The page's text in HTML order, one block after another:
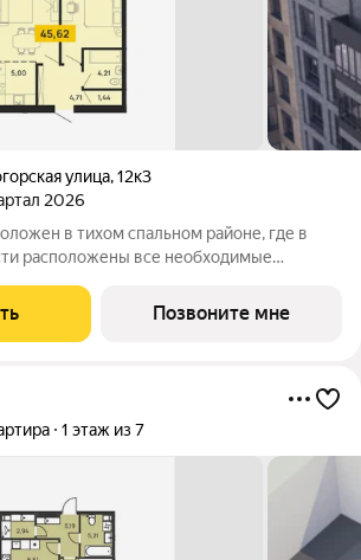
улица,12к3
2026
в тихом спальном районе, где в
расположены все необходимые
В доме две составные части:
ее назвали,
Позвоните мне
1 этаж из 7